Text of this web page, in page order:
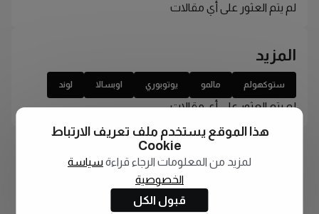
لم يتم العثور على أي مقالات
المزيد
ستوكهولم مالمو يوتوبوري اوبسالا لوند
لم يتم العثور على أي مقالات
هذا الموقع يستخدم ملف تعريف الارتباط
Cookie
لمزيد من المعلومات الرجاء قراءة سياسة
الخصوصية
قبول الكل